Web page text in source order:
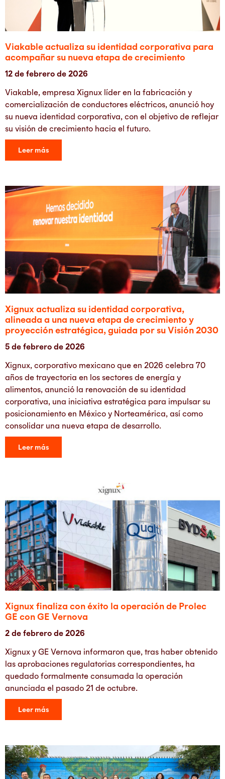
Viakable actualiza su identidad corporativa para
acompañar su nueva etapa de crecimiento
12 de febrero de 2026
Viakable, empresa Xignux líder en la fabricación y
comercialización de conductores eléctricos, anunció hoy
su nueva identidad corporativa, con el objetivo de reflejar
su visión de crecimiento hacia el futuro.
Leer más
Xignux actualiza su identidad corporativa,
alineada a una nueva etapa de crecimiento y
proyección estratégica, guiada por su Visión 2030
5 de febrero de 2026
Xignux, corporativo mexicano que en 2026 celebra 70
años de trayectoria en los sectores de energía y
alimentos, anunció la renovación de su identidad
corporativa, una iniciativa estratégica para impulsar su
posicionamiento en México y Norteamérica, así como
consolidar una nueva etapa de desarrollo.
Leer más
Xignux finaliza con éxito la operación de Prolec
GE con GE Vernova
2 de febrero de 2026
Xignux y GE Vernova informaron que, tras haber obtenido
las aprobaciones regulatorias correspondientes, ha
quedado formalmente consumada la operación
anunciada el pasado 21 de octubre.
Leer más